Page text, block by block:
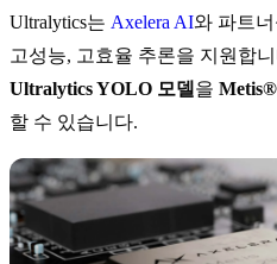
Ultralytics는 Axelera AI와 파트
고성능, 고효율 추론을 지원합
Ultralytics YOLO 모델 을
할 수 있습니다.